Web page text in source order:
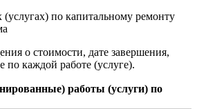
по капитальному ремонту
о стоимости, дате завершения,
по каждой работе (услуге).
работы (услуги) по